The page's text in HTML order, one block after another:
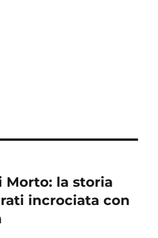
Morto: la storia
incrociata con